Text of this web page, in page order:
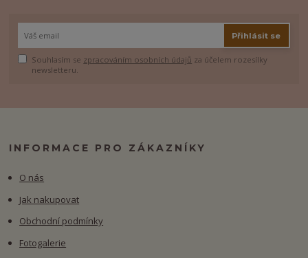
Přihlásit se
Souhlasím se zpracováním osobních údajů za účelem rozesílky
newsletteru.
INFORMACE PRO ZÁKAZNÍKY
O nás
Jak nakupovat
Obchodní podmínky
Fotogalerie